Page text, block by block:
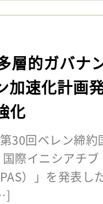
層的ガバナ
加速化計画
化
30回ベレン締約
際イニシアチ
）」を発表し